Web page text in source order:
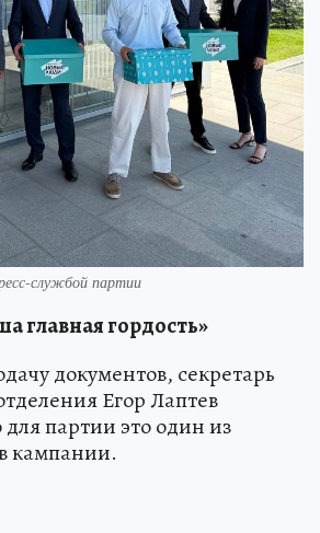
службой партии
главная гордость»
документов, секретарь
Егор Лаптев
партии это один из
кампании.